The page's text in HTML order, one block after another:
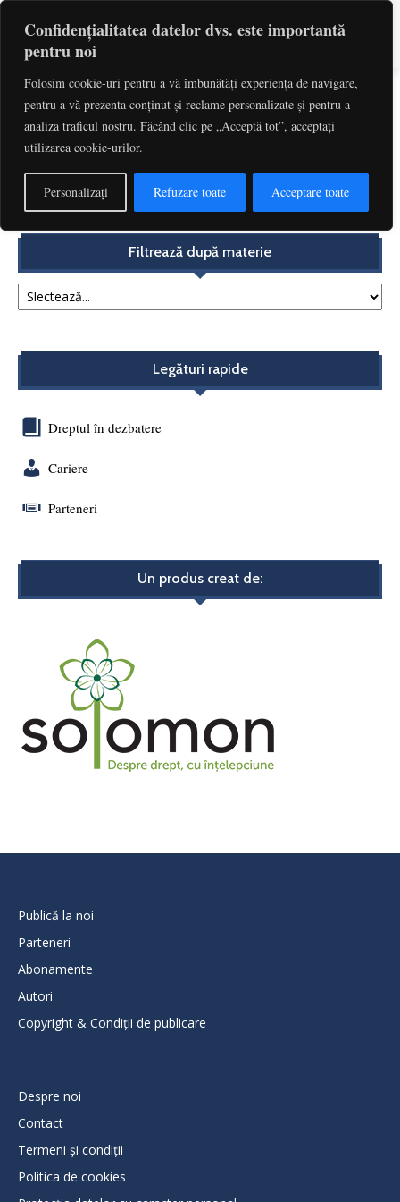
Confidențialitatea datelor dvs. este importantă
pentru noi
Folosim cookie-uri pentru a vă îmbunătăți experiența de navigare,
pentru a vă prezenta conținut și reclame personalizate și pentru a
analiza traficul nostru. Făcând clic pe „Acceptă tot”, acceptați
utilizarea cookie-urilor.
Personalizați Refuzare toate Acceptare toate
Etichetă: Legi Obligatorii
Aplicarea în timp a normelor privind clauzele abuzive.
Acțiunea în încetarea utilizării clauzelor abuzive...
Redactia - decembrie 4, 2017
Filtrează după materie
Legături rapide
Dreptul în dezbatere
Cariere
Parteneri
Un produs creat de:
Publică la noi
Parteneri
Abonamente
Autori
Copyright & Condiții de publicare
Despre noi
Contact
Termeni și condiții
Politica de cookies